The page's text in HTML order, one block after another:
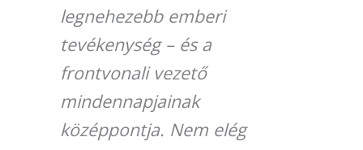
legnehezebb emberi
tevékenység – és a
frontvonali vezető
mindennapjainak
középpontja. Nem elég